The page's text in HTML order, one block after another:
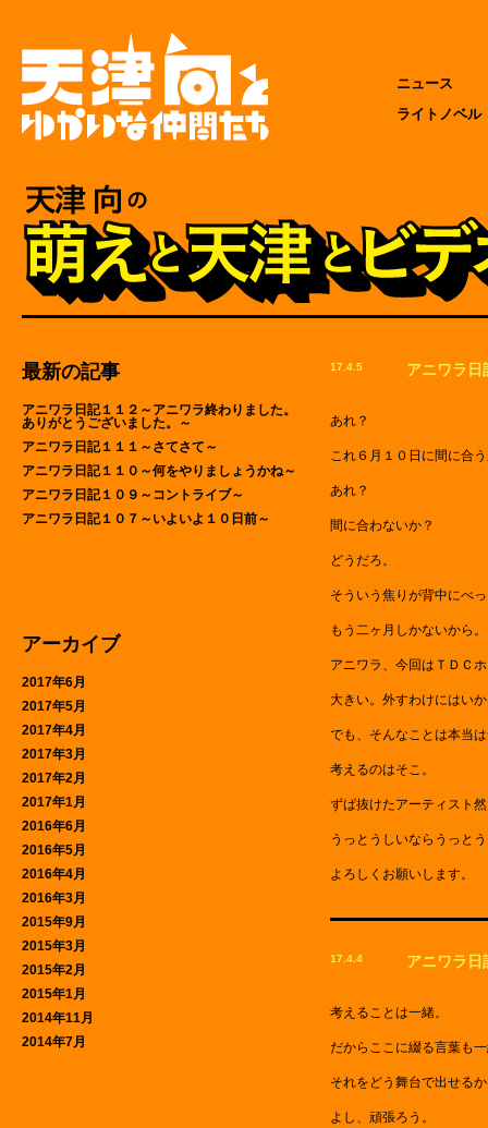
ニュース
ライトノベル
最新の記事
アニワラ日記１１２～アニワラ終わりました。
ありがとうございました。～
アニワラ日記１１１～さてさて～
アニワラ日記１１０～何をやりましょうかね～
アニワラ日記１０９～コントライブ～
アニワラ日記１０７～いよいよ１０日前～
アーカイブ
2017年6月
2017年5月
2017年4月
2017年3月
2017年2月
2017年1月
2016年6月
2016年5月
2016年4月
2016年3月
2015年9月
2015年3月
2015年2月
2015年1月
2014年11月
2014年7月
17.4.5 アニワラ日
あれ？
これ６月１０日に間に合
あれ？
間に合わないか？
どうだろ。
そういう焦りが背中にべ
もう二ヶ月しかないから。
アニワラ、今回はＴＤＣ
大きい。外すわけにはい
でも、そんなことは本当
考えるのはそこ。
ずば抜けたアーティスト
うっとうしいならうっと
よろしくお願いします。
17.4.4 アニワラ日
考えることは一緒。
だからここに綴る言葉も
それをどう舞台で出せる
よし、頑張ろう。